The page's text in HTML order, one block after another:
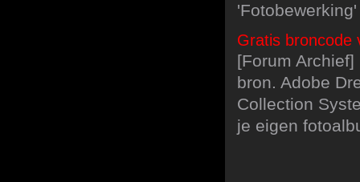
Gratis broncode
[Forum Archief]
bron. Adobe
Collection
je eigen